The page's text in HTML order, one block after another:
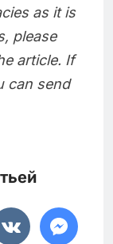
as it is
please
article. If
can send